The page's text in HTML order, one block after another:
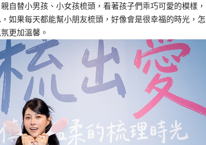
自替小男孩、小女孩梳頭，看著孩子們乖巧可愛的模樣，
如果每天都能幫小朋友梳頭，好像會是很幸福的時光，怎
更加溫馨。